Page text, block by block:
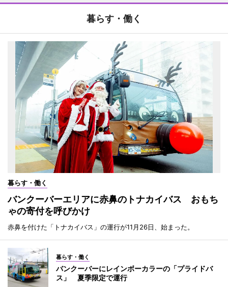
暮らす・働く
暮らす・働く
バンクーバーエリアに赤鼻のトナカイバス おもち
ゃの寄付を呼びかけ
赤鼻を付けた「トナカイバス」の運行が11月26日、始まった。
暮らす・働く
バンクーバーにレインボーカラーの「プライドバ
ス」 夏季限定で運行